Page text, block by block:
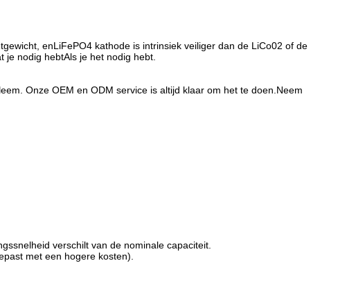
enLiFePO4 kathode is intrinsiek veiliger dan de LiCo02 of de
nodig hebtAls je het nodig hebt.
Onze OEM en ODM service is altijd klaar om het te doen.Neem
verschilt van de nominale capaciteit.
met een hogere kosten).